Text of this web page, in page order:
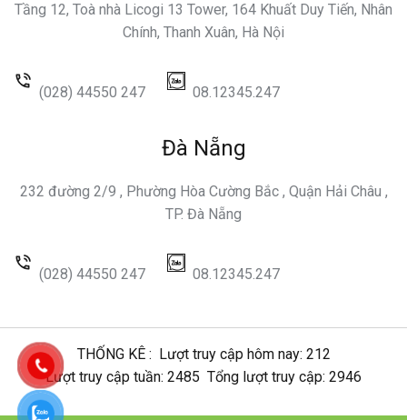
Tầng 12, Toà nhà Licogi 13 Tower, 164 Khuất Duy Tiến, Nhân
Chính, Thanh Xuân, Hà Nội
(028) 44550 247 08.12345.247
Đà Nẵng
232 đường 2/9 , Phường Hòa Cường Bắc , Quận Hải Châu ,
TP. Đà Nẵng
(028) 44550 247 08.12345.247
THỐNG KÊ :
Lượt truy cập hôm nay: 212
Lượt truy cập tuần: 2485 Tổng lượt truy cập: 2946